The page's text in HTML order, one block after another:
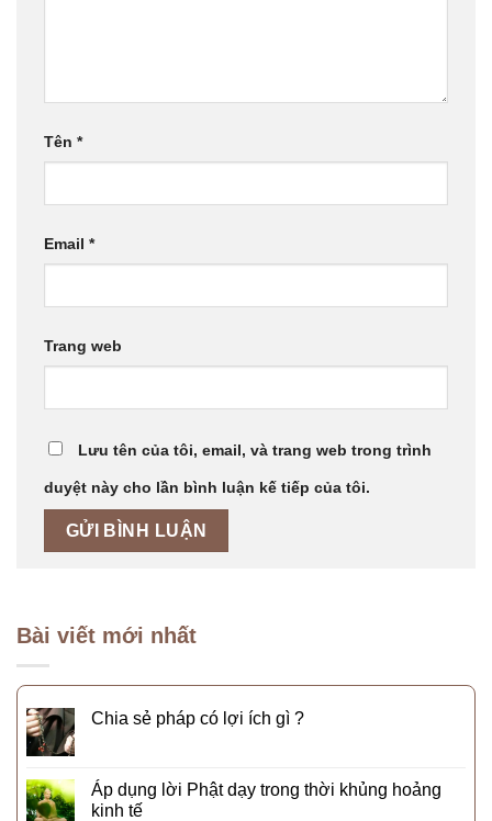
Tên *
Email *
Trang web
Lưu tên của tôi, email, và trang web trong trình
duyệt này cho lần bình luận kế tiếp của tôi.
Bài viết mới nhất
Chia sẻ pháp có lợi ích gì ?
Áp dụng lời Phật dạy trong thời khủng hoảng
kinh tế